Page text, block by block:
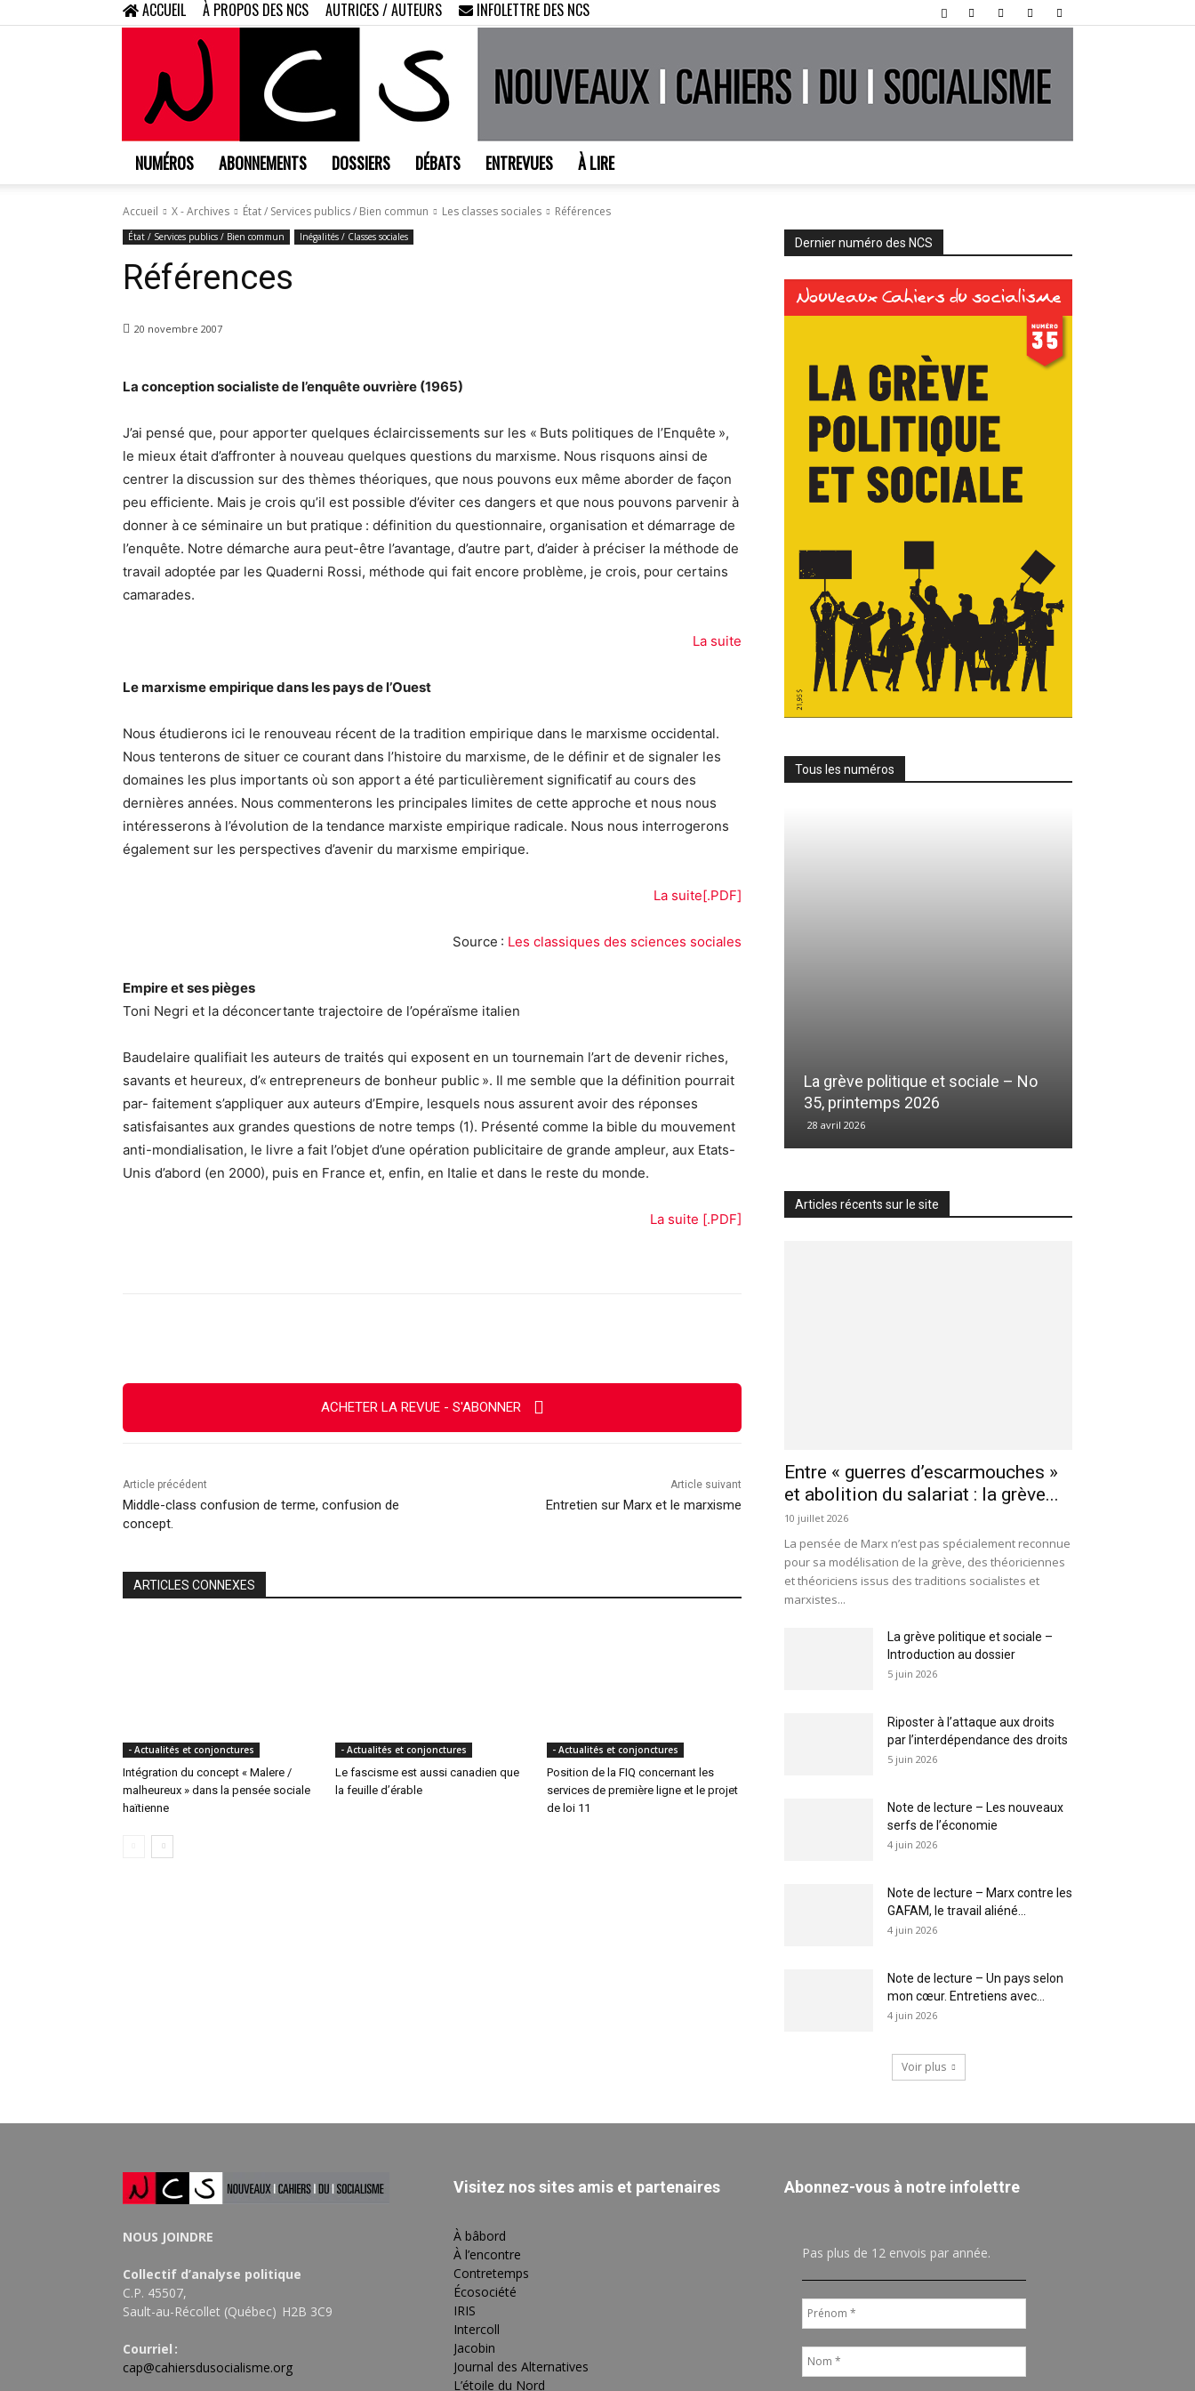
ACCUEIL À PROPOS DES NCS AUTRICES / AUTEURS INFOLETTRE DES NCS
du
socialisme
NUMÉROS ABONNEMENTS DOSSIERS DÉBATS ENTREVUES À LIRE
Accueil X - Archives État / Services publics / Bien commun Les classes sociales Références
État / Services publics / Bien commun Inégalités / Classes sociales
Références
20 novembre 2007
La conception socialiste de l’enquête ouvrière (1965)
J’ai pensé que, pour apporter quelques éclaircissements sur les « Buts politiques de l’Enquête »,
le mieux était d’affronter à nouveau quelques questions du marxisme. Nous risquons ainsi de
centrer la discussion sur des thèmes théoriques, que nous pouvons eux même aborder de façon
peu efficiente. Mais je crois qu’il est possible d’éviter ces dangers et que nous pouvons parvenir à
donner à ce séminaire un but pratique : définition du questionnaire, organisation et démarrage de
l’enquête. Notre démarche aura peut-être l’avantage, d’autre part, d’aider à préciser la méthode de
travail adoptée par les Quaderni Rossi, méthode qui fait encore problème, je crois, pour certains
camarades.
La suite
Le marxisme empirique dans les pays de l’Ouest
Nous étudierons ici le renouveau récent de la tradition empirique dans le marxisme occidental.
Nous tenterons de situer ce courant dans l’histoire du marxisme, de le définir et de signaler les
domaines les plus importants où son apport a été particulièrement significatif au cours des
dernières années. Nous commenterons les principales limites de cette approche et nous nous
intéresserons à l’évolution de la tendance marxiste empirique radicale. Nous nous interrogerons
également sur les perspectives d’avenir du marxisme empirique.
La suite[.PDF]
Source : Les classiques des sciences sociales
Empire et ses pièges
Toni Negri et la déconcertante trajectoire de l’opéraïsme italien
Baudelaire qualifiait les auteurs de traités qui exposent en un tournemain l’art de devenir riches,
savants et heureux, d’« entrepreneurs de bonheur public ». Il me semble que la définition pourrait
par- faitement s’appliquer aux auteurs d’Empire, lesquels nous assurent avoir des réponses
satisfaisantes aux grandes questions de notre temps (1). Présenté comme la bible du mouvement
anti-mondialisation, le livre a fait l’objet d’une opération publicitaire de grande ampleur, aux Etats-
Unis d’abord (en 2000), puis en France et, enfin, en Italie et dans le reste du monde.
La suite [.PDF]
ACHETER LA REVUE - S'ABONNER
Article précédent
Middle-class confusion de terme, confusion de
concept.
Article suivant
Entretien sur Marx et le marxisme
ARTICLES CONNEXES
- Actualités et conjonctures
Intégration du concept « Malere /
malheureux » dans la pensée sociale
haïtienne
- Actualités et conjonctures
Le fascisme est aussi canadien que
la feuille d’érable
- Actualités et conjonctures
Position de la FIQ concernant les
services de première ligne et le projet
de loi 11
Dernier numéro des NCS
Tous les numéros
La grève politique et sociale – No
35, printemps 2026
28 avril 2026
Articles récents sur le site
Entre « guerres d’escarmouches »
et abolition du salariat : la grève...
10 juillet 2026
La pensée de Marx n’est pas spécialement reconnue
pour sa modélisation de la grève, des théoriciennes
et théoriciens issus des traditions socialistes et
marxistes...
La grève politique et sociale –
Introduction au dossier
5 juin 2026
Riposter à l’attaque aux droits
par l’interdépendance des droits
5 juin 2026
Note de lecture – Les nouveaux
serfs de l’économie
4 juin 2026
Note de lecture – Marx contre les
GAFAM, le travail aliéné...
4 juin 2026
Note de lecture – Un pays selon
mon cœur. Entretiens avec...
4 juin 2026
Voir plus
NOUS JOINDRE
Collectif d’analyse politique
C.P. 45507,
Sault-au-Récollet (Québec) H2B 3C9
Courriel :
cap@cahiersdusocialisme.org
Visitez nos sites amis et partenaires
À bâbord
À l’encontre
Contretemps
Écosociété
IRIS
Intercoll
Jacobin
Journal des Alternatives
L’étoile du Nord
Abonnez-vous à notre infolettre
Pas plus de 12 envois par année.